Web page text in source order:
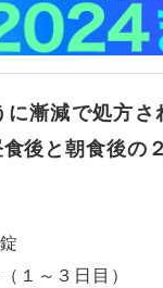
漸減で処方
後と朝食後の
３日目）